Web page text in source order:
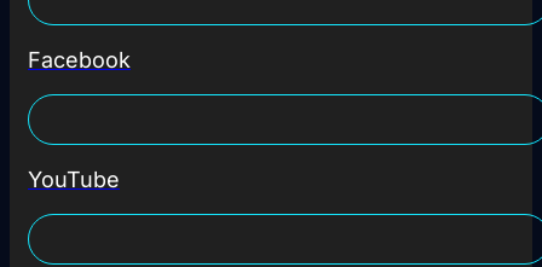
Facebook
YouTube